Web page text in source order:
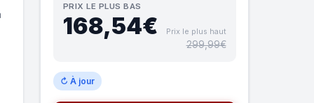
PRIX LE PLUS BAS
168,54€ Prix le plus haut
299,99€
↻ À jour